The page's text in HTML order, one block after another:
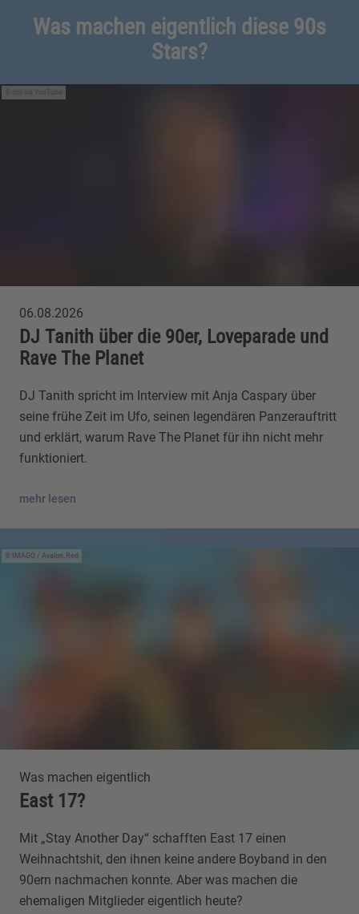
Was machen eigentlich diese 90s
Stars?
rbb via YouTube
06.08.2026
DJ Tanith über die 90er, Loveparade und
Rave The Planet
DJ Tanith spricht im Interview mit Anja Caspary über
seine frühe Zeit im Ufo, seinen legendären Panzerauftritt
und erklärt, warum Rave The Planet für ihn nicht mehr
funktioniert.
mehr lesen
IMAGO / Avalon.Red
Was machen eigentlich
East 17?
Mit „Stay Another Day“ schafften East 17 einen
Weihnachtshit, den ihnen keine andere Boyband in den
90ern nachmachen konnte. Aber was machen die
ehemaligen Mitglieder eigentlich heute?